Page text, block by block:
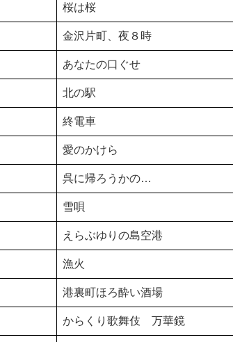
桜は桜
金沢片町、夜８時
あなたの口ぐせ
北の駅
終電車
愛のかけら
呉に帰ろうかの…
雪唄
えらぶゆりの島空港
漁火
港裏町ほろ酔い酒場
からくり歌舞伎 万華鏡